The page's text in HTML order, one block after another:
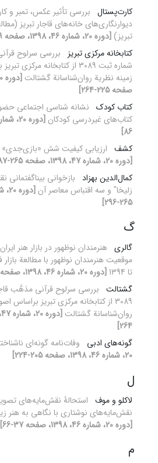
کارت‌پستال بررسی تأثیر عکس، تمبر و
دیوارنگاری‌های خانه‌های قاجار تبریز
تبریز) [دوره 20، شماره 46، 1398، صفحه 89-112]
کتابخانه مرکزی تبریز
بررسی سرلوح
شماره ثبت 3089 از کتابخانه
زمینه نظریة روان‌شناسانة گشتالت
صفحه 225-264]
کتاب کودک نشانه شناسی اجتماعی
کتاب‌های غیردرسی کودکان
86]
کشف ارزیابی کیفیت شش «بازی‌جدی»
[دوره 20، شماره 47، 1398، صفحه 265-287]
کمال‌الدین بهزاد بازخوانی
زلیخا" و سه اقتباس معاصر آن
265-296]
گ
گالری هنرمندان نوظهور در بازار هنر
تا 1394
[دوره 20، شماره 46، 1398، صفحه 157-182]
گشتالت بررسی سرلوح قرآنی مذهَّب
3089 از کتابخانه مرکزی تبریز
روان‌شناسانة گشتالت
264]
گونه‌های ادبی
وفات‌نامه گونه‌ای
20، شماره 46، 1398، صفحه 205-224]
ل
لاکلو و موف استحالۀ نقش‌مایه‌های
نقش‌مایه‌های نوشتاری با نگاهی به هنر
[دوره 20، شماره 46، 1398، صفحه 37-66]
م